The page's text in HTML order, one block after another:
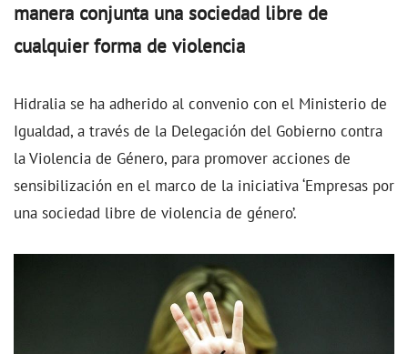
manera conjunta una sociedad libre de
cualquier forma de violencia
Hidralia se ha adherido al convenio con el Ministerio de
Igualdad, a través de la Delegación del Gobierno contra
la Violencia de Género, para promover acciones de
sensibilización en el marco de la iniciativa ‘Empresas por
una sociedad libre de violencia de género’.